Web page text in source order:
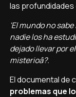
las profundidades
'El mundo no
nadie los ha
dejado llevar por
misterioâ?.
El documental de
problemas que